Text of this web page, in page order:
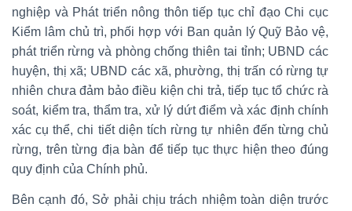
nghiệp và Phát triển nông thôn tiếp tục chỉ đạo Chi cục
Kiểm lâm chủ trì, phối hợp với Ban quản lý Quỹ Bảo vệ,
phát triển rừng và phòng chống thiên tai tỉnh; UBND các
huyện, thị xã; UBND các xã, phường, thị trấn có rừng tự
nhiên chưa đảm bảo điều kiện chi trả, tiếp tục tổ chức rà
soát, kiểm tra, thẩm tra, xử lý dứt điểm và xác định chính
xác cụ thể, chi tiết diện tích rừng tự nhiên đến từng chủ
rừng, trên từng địa bàn để tiếp tục thực hiện theo đúng
quy định của Chính phủ.
Bên cạnh đó, Sở phải chịu trách nhiệm toàn diện trước